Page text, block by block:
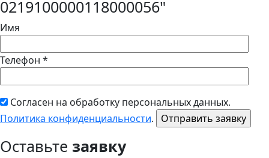
0219100000118000056"
Имя
Телефон *
Согласен на обработку персональных данных.
Политика конфиденциальности.
Оставьте заявку